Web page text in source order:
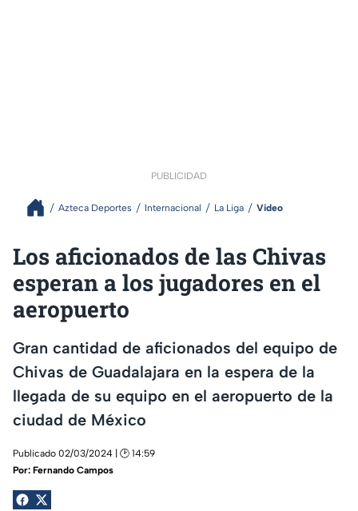
PUBLICIDAD
Azteca Deportes Internacional La Liga Video
Los aficionados de las Chivas
esperan a los jugadores en el
aeropuerto
Gran cantidad de aficionados del equipo de
Chivas de Guadalajara en la espera de la
llegada de su equipo en el aeropuerto de la
ciudad de México
Publicado 02/03/2024 | 🕑 14:59
Por: Fernando Campos